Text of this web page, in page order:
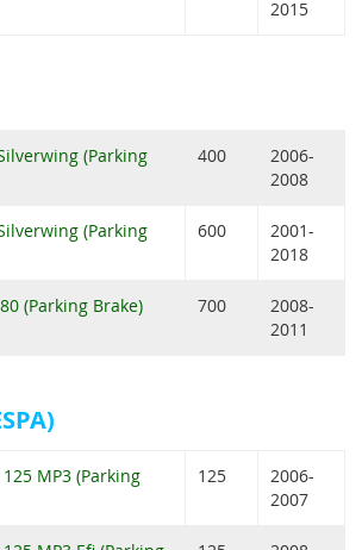
2015
(Parking
400
2006-
2008
(Parking
600
2001-
2018
(Parking Brake) 700
2008-
2011
125 MP3 (Parking
125
2006-
2007